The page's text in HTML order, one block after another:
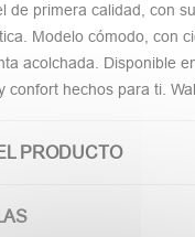
de primera calidad, con
Modelo cómodo, con
acolchada. Disponible
confort hechos para ti.
PRODUCTO